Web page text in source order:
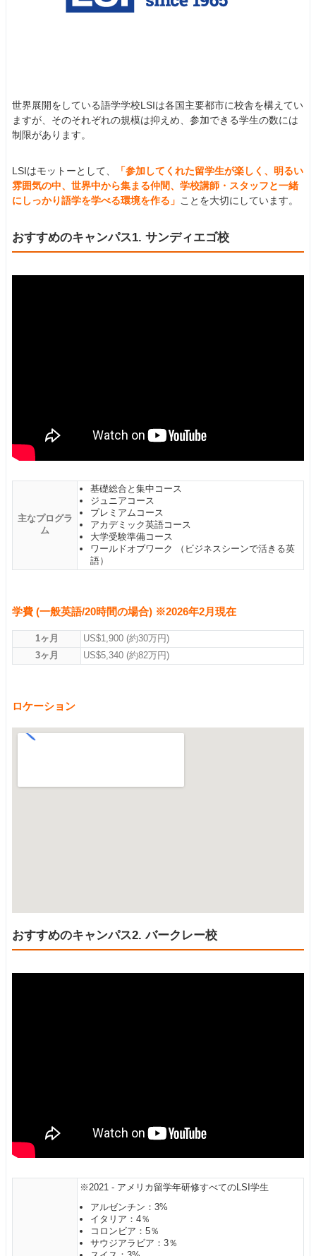
世界展開をしている語学学校LSIは各国主要都市に校舎を構えてい
ますが、そのそれぞれの規模は抑えめ、参加できる学生の数には
制限があります。
LSIはモットーとして、
「参加してくれた留学生が楽しく、明るい
雰囲気の中、世界中から集まる仲間、学校講師・スタッフと一緒
にしっかり語学を学べる環境を作る」 ことを大切にしています。
おすすめのキャンパス1. サンディエゴ校
主なプログラ
ム
基礎総合と集中コース
ジュニアコース
プレミアムコース
アカデミック英語コース
大学受験準備コース
ワールドオブワーク （ビジネスシーンで活きる英
語）
学費 (一般英語/20時間の場合) ※2026年2月現在
1ヶ月
US$1,900 (約30万円)
3ヶ月
US$5,340 (約82万円)
ロケーション
おすすめのキャンパス2. バークレー校
※2021 - アメリカ留学年研修すべてのLSI学生
アルゼンチン：3%
イタリア：4％
コロンビア：5％
サウジアラビア：3％